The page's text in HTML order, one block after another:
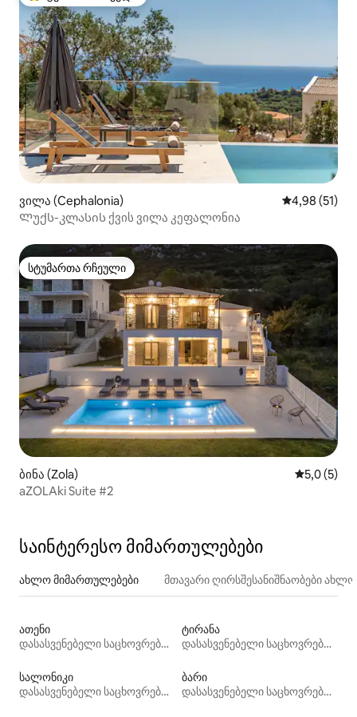
ვილა (Cephalonia) საშუალო
4,98 (51)
Ლუქს-კლასის ქვის ვილა კეფალონია
სტუმართა რჩეული
სტუმართა რჩეული
ბინა (Zola) საშუალო
5,0 (5)
aZOLAki Suite #2
საინტერესო მიმართულებები
ახლო მიმართულებები მთავარი ღირსშესანიშნაობები
ათენი
დასასვენებელი საცხოვრებლები
ტირანა
დასასვენებელი საცხოვრებლები
სალონიკი
დასასვენებელი საცხოვრებლები
ბარი
დასასვენებელი საცხოვრებლები